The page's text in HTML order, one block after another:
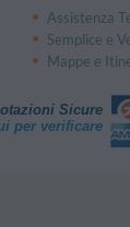
Assistenza
Semplice e
Mappe e
Sicure
per verificare